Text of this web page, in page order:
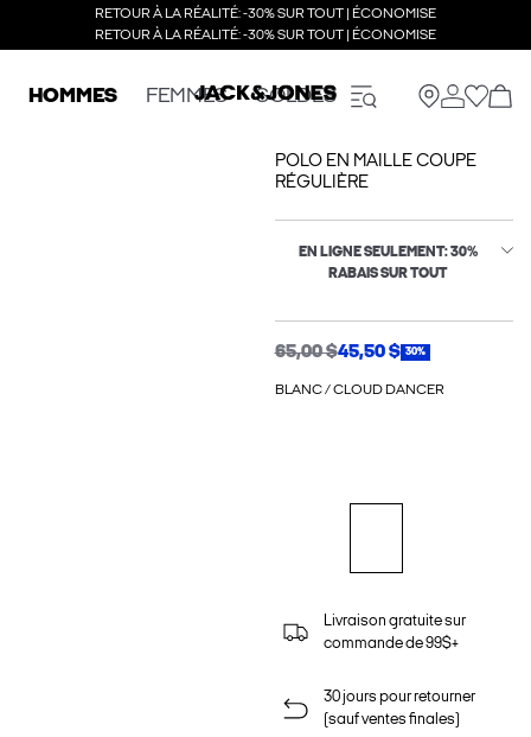
RETOUR À LA RÉALITÉ: -30% SUR TOUT | ÉCONOMISE
RETOUR À LA RÉALITÉ: -30% SUR TOUT | ÉCONOMISE
HOMMES FEMMES SOLDES
POLO EN MAILLE COUPE
RÉGULIÈRE
EN LIGNE SEULEMENT: 30%
RABAIS SUR TOUT
65,00 $45,50 $ 30%
BLANC / CLOUD DANCER
Livraison gratuite sur
commande de 99$+
30 jours pour retourner
(sauf ventes finales)